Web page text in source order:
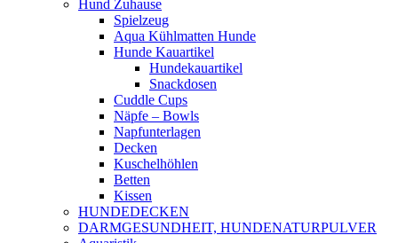
Hund Zuhause
Spielzeug
Aqua Kühlmatten Hunde
Hunde Kauartikel
Hundekauartikel
Snackdosen
Cuddle Cups
Näpfe – Bowls
Napfunterlagen
Decken
Kuschelhöhlen
Betten
Kissen
HUNDEDECKEN
DARMGESUNDHEIT, HUNDENATURPULVER